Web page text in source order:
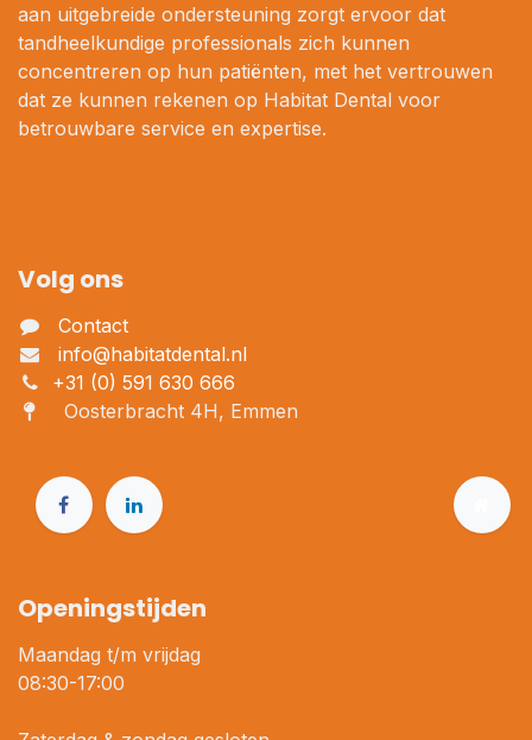
aan uitgebreide ondersteuning zorgt ervoor dat
tandheelkundige professionals zich kunnen
concentreren op hun patiënten, met het vertrouwen
dat ze kunnen rekenen op Habitat Dental voor
betrouwbare service en expertise.
Volg ons
Contact
info@habitatdental.nl
+31 (0) 591 630 666
Oosterbracht 4H, Emmen
Openingstijden
Maandag t/m vrijdag
08:30-17:00